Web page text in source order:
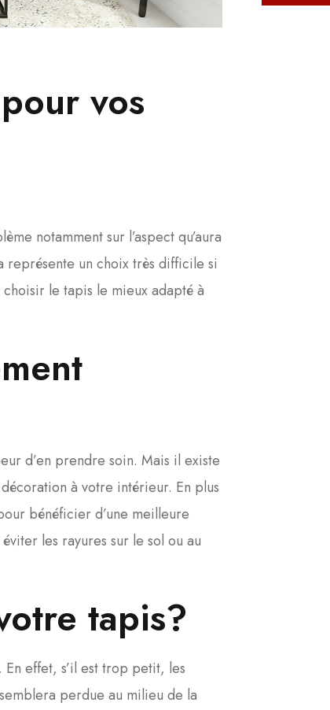
vos
notamment sur l’aspect qu’aura
représente un choix très difficile si
le tapis le mieux adapté à
d’en prendre soin. Mais il existe
à votre intérieur. En plus
bénéficier d’une meilleure
les rayures sur le sol ou au
tapis?
effet, s’il est trop petit, les
perdue au milieu de la